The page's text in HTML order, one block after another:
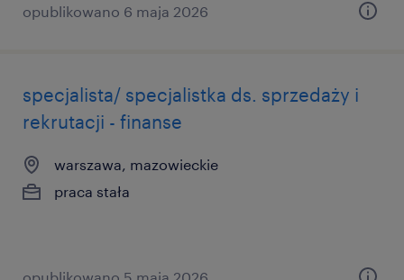
opublikowano 6 maja 2026
specjalista/ specjalistka ds. sprzedaży i
rekrutacji - finanse
warszawa, mazowieckie
praca stała